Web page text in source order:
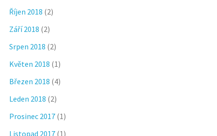
Říjen 2018 (2)
Září 2018 (2)
Srpen 2018 (2)
Květen 2018 (1)
Březen 2018 (4)
Leden 2018 (2)
Prosinec 2017 (1)
Listopad 2017 (1)